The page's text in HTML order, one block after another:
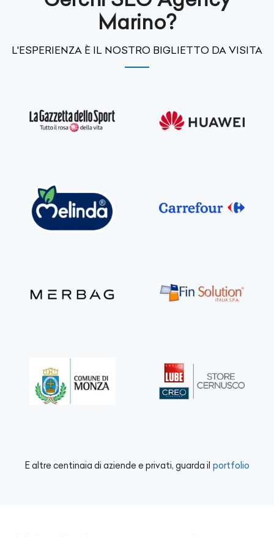
Marino?
L'ESPERIENZA È IL NOSTRO BIGLIETTO DA VISITA
E altre centinaia di aziende e privati, guarda il portfolio